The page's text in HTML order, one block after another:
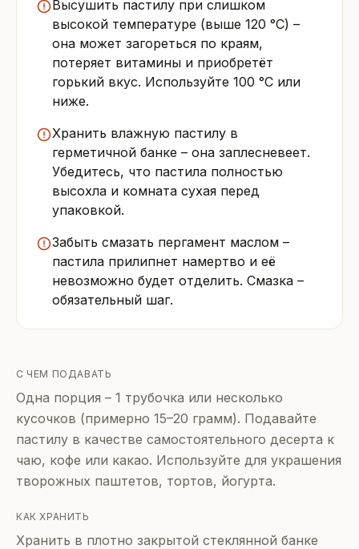
Высушить пастилу при слишком
высокой температуре (выше 120 °C) –
она может загореться по краям,
потеряет витамины и приобретёт
горький вкус. Используйте 100 °C или
ниже.
Хранить влажную пастилу в
герметичной банке – она заплесневеет.
Убедитесь, что пастила полностью
высохла и комната сухая перед
упаковкой.
Забыть смазать пергамент маслом –
пастила прилипнет намертво и её
невозможно будет отделить. Смазка –
обязательный шаг.
С ЧЕМ ПОДАВАТЬ
Одна порция – 1 трубочка или несколько
кусочков (примерно 15–20 грамм). Подавайте
пастилу в качестве самостоятельного десерта к
чаю, кофе или какао. Используйте для украшения
творожных паштетов, тортов, йогурта.
КАК ХРАНИТЬ
Хранить в плотно закрытой стеклянной банке